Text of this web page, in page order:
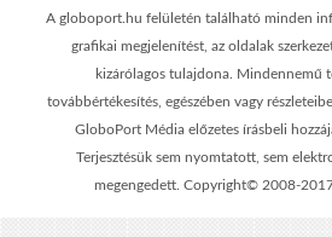
A globoport.hu felületén található minden
grafikai megjelenítést, az oldalak
kizárólagos tulajdona. Mindennemű
továbbértékesítés, egészében vagy
GloboPort Média előzetes írásbeli
Terjesztésük sem nyomtatott, sem
megengedett. Copyright© 2008-